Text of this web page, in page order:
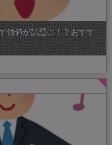
価値が話題に！？おすす